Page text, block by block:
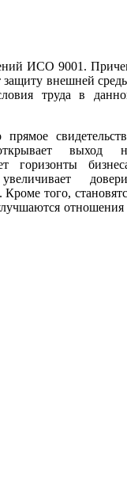
ИСО 9001.
защиту внешней
труда в
выход
горизонты
того,
отношения